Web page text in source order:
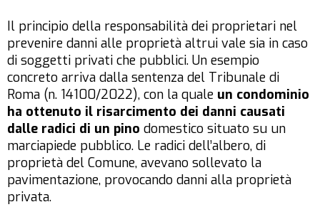
Il principio della responsabilità dei proprietari nel
prevenire danni alle proprietà altrui vale sia in caso
di soggetti privati che pubblici. Un esempio
concreto arriva dalla sentenza del Tribunale di
Roma (n. 14100/2022), con la quale un condominio
ha ottenuto il risarcimento dei danni causati
dalle radici di un pino domestico situato su un
marciapiede pubblico. Le radici dell’albero, di
proprietà del Comune, avevano sollevato la
pavimentazione, provocando danni alla proprietà
privata.